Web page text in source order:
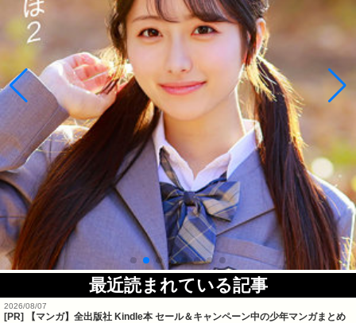
最近読まれている記事
2026/08/07
[PR] 【マンガ】全出版社 Kindle本 セール＆キャンペーン中の少年マンガまとめ